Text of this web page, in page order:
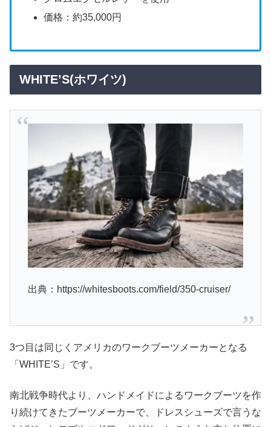
価格：約35,000円
WHITE’S(ホワイツ)
出典：https://whitesboots.com/field/350-cruiser/
3つ目は同じくアメリカのワークブーツメーカーとなる
「WHITE’S」です。
南北戦争時代より、ハンドメイドによるワークブーツを作
り続けてきたブーツメーカーで、ドレスシューズで言うな